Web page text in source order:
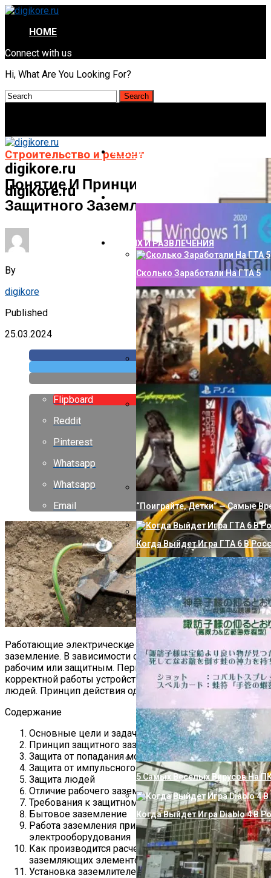
HOME
Connect with us
Hi, What Are You Looking For?
digikore.ru
digikore.ru
СТРОИТЕЛЬСТВО И РЕМОНТ
Как Сделать Водопровод В
Как Избавиться От Извести В
Как Подключить Насосную
Правильное Использование
Операционной Системе
Технологический Шедевр:
Применения
ОТДЫХ И РАЗВЛЕЧЕНИЯ
Сколько Заработали На ГТА 5
“Поиграйте, Детки” — Самые
Когда Выйдет Игра ГТА 6 В
5 Самых Веселых Вирусов На
Когда Выйдет Игра Diablo 4 В
Строительство и ремонт
Понятие И Принцип Действия
Защитного Заземления
By
digikore
Published
25.03.2024
Flipboard
Reddit
Pinterest
Whatsapp
Whatsapp
Email
Работающие электрические приборы должны иметь
заземление. В зависимости от цели оно может быть
рабочим или защитным. Первое предназначено для
корректной работы устройств, а второе – для защиты
людей. Принцип действия одного и второго разный.
Содержание
Основные цели и задачи заземления
Принцип защитного заземления
Защита от попадания молнии
Защита от импульсного перенапряжения
Защита людей
Отличие рабочего заземления от защитного
Требования к защитному заземлению
Бытовое заземление
Работа заземления при неисправностях
электрооборудования
Как производится расчет параметров основных
заземляющих элементов
Установка заземлителей